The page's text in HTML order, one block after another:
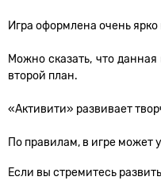
Игра оформлена очень
Можно сказать, что
второй план.
«Активити» развивает
По правилам, в игре может
Если вы стремитесь